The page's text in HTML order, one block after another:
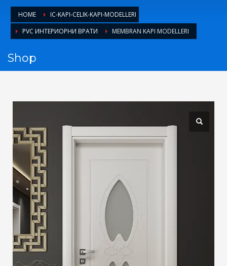
1 Login or create new account.
2 Review your order.
3 Payment &FREEshipment
If you still have problems, please let us know, by sending an
email to support@website.com . Thank you!
Sat - 9:00AM-5:00PM
Sundays by appointment only!
HOME
IC-KAPI-CELIK-KAPI-MODELLERI
PVC ИНТЕРИОРНИ ВРАТИ
MEMBRAN KAPI MODELLERI
Shop